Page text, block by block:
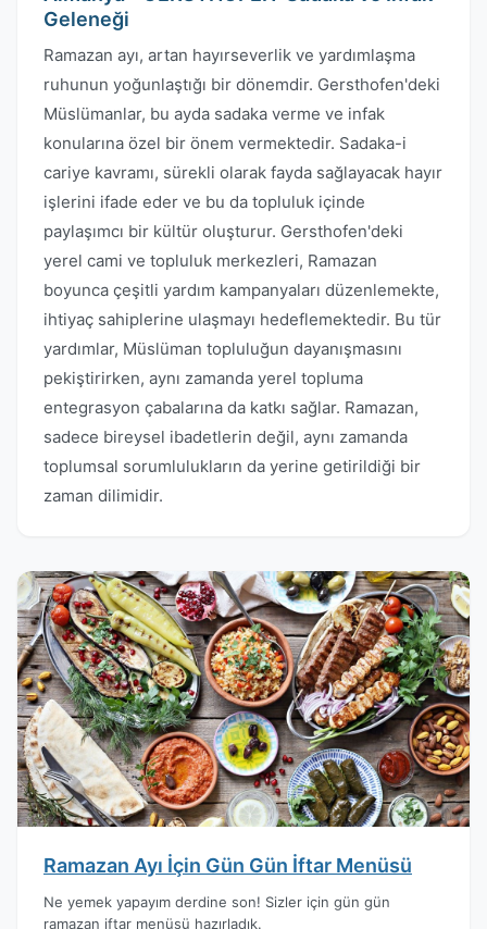
Geleneği
Ramazan ayı, artan hayırseverlik ve yardımlaşma
ruhunun yoğunlaştığı bir dönemdir. Gersthofen'deki
Müslümanlar, bu ayda sadaka verme ve infak
konularına özel bir önem vermektedir. Sadaka-i
cariye kavramı, sürekli olarak fayda sağlayacak hayır
işlerini ifade eder ve bu da topluluk içinde
paylaşımcı bir kültür oluşturur. Gersthofen'deki
yerel cami ve topluluk merkezleri, Ramazan
boyunca çeşitli yardım kampanyaları düzenlemekte,
ihtiyaç sahiplerine ulaşmayı hedeflemektedir. Bu tür
yardımlar, Müslüman topluluğun dayanışmasını
pekiştirirken, aynı zamanda yerel topluma
entegrasyon çabalarına da katkı sağlar. Ramazan,
sadece bireysel ibadetlerin değil, aynı zamanda
toplumsal sorumlulukların da yerine getirildiği bir
zaman dilimidir.
Ramazan Ayı İçin Gün Gün İftar Menüsü
Ne yemek yapayım derdine son! Sizler için gün gün
ramazan iftar menüsü hazırladık.